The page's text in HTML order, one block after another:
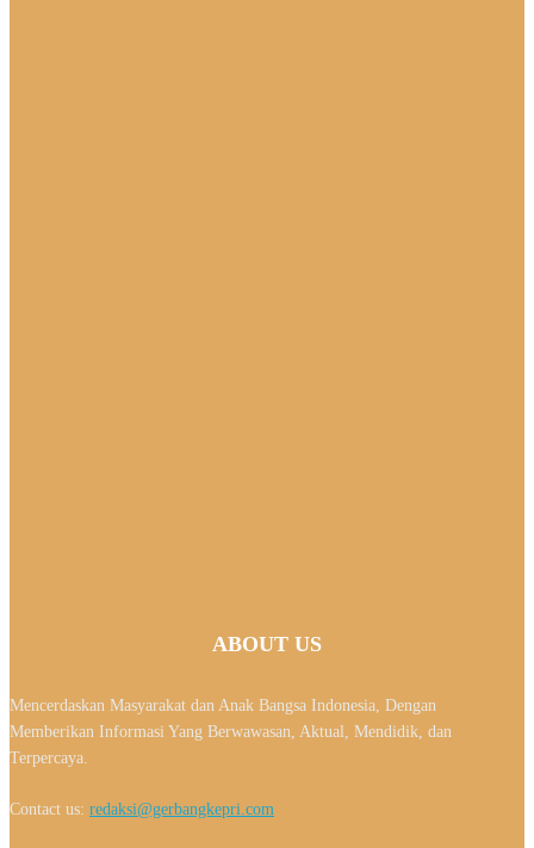
ABOUT US
Mencerdaskan Masyarakat dan Anak Bangsa Indonesia, Dengan
Memberikan Informasi Yang Berwawasan, Aktual, Mendidik, dan
Terpercaya.
Contact us: redaksi@gerbangkepri.com